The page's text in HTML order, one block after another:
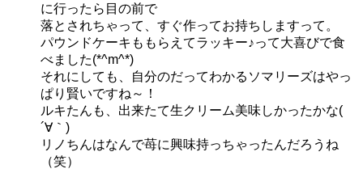
に行ったら目の前で
落とされちゃって、すぐ作ってお持ちしますって。
パウンドケーキももらえてラッキー♪って大喜びで食
べました(*^m^*)
それにしても、自分のだってわかるソマリーズはやっ
ぱり賢いですね～！
ルキたんも、出来たて生クリーム美味しかったかな(
´∀｀)
リノちんはなんで苺に興味持っちゃったんだろうね
（笑）